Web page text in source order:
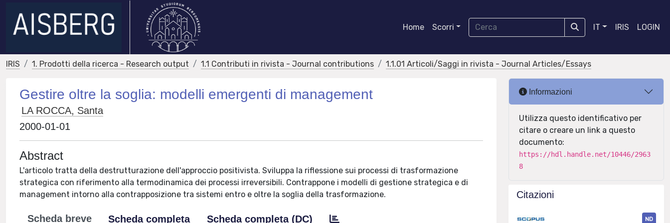
Home Scorri IT IRIS LOGIN
IRIS 1. Prodotti della ricerca - Research output 1.1 Contributi in rivista - Journal contributions 1.1.01 Articoli/Saggi in rivista - Journal Articles/Essays
Gestire oltre la soglia: modelli emergenti di management
LA ROCCA, Santa
2000-01-01
Abstract
L'articolo tratta della destrutturazione dell'approccio positivista. Sviluppa la riflessione sui processi di trasformazione
strategica con riferimento alla termodinamica dei processi irreversibili. Contrappone i modelli di gestione strategica e di
management intorno alla contrapposizione tra sistemi entro e oltre la soglia della trasformazione.
Scheda breve Scheda completa Scheda completa (DC)
Informazioni
Utilizza questo identificativo per
citare o creare un link a questo
documento:
https://hdl.handle.net/10446/2963
8
Citazioni
ND